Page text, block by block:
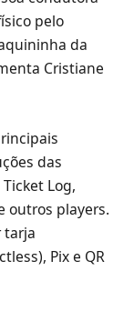
pelo
da
Cristiane
das
Log,
outros players.
tarja
Pix e QR